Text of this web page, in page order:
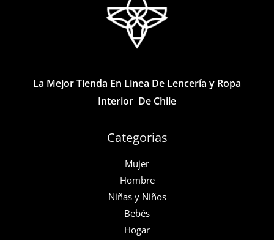
página
se
pueden
página
de
La Mejor Tienda En Linea De Lencería y Ropa
Interior De Chile
Categorias
Mujer
Hombre
Niñas y Niños
Bebés
Hogar